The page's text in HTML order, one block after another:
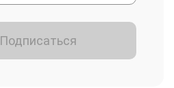
Подписаться